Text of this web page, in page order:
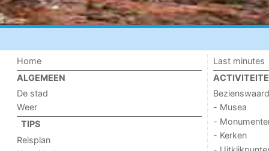
Home
ALGEMEEN
De stad
Weer
TIPS
Reisplan
Last minutes
- Musea
-
- Kerken